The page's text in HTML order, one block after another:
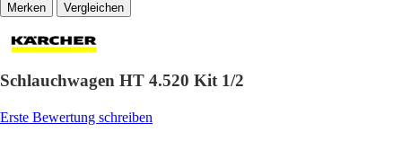
Vergleichen
Schlauchwagen HT 4.520 Kit 1/2
Erste Bewertung schreiben